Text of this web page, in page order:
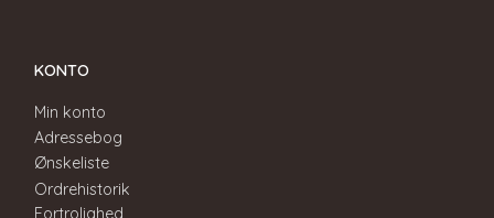
KONTO
Min konto
Adressebog
Ønskeliste
Ordrehistorik
Fortrolighed